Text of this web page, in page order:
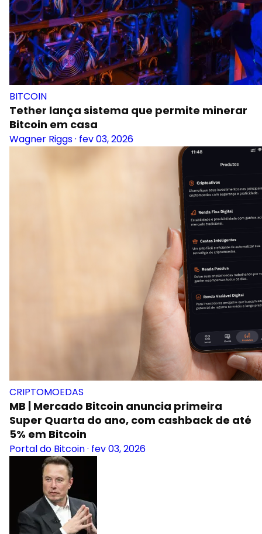
BITCOIN
Tether lança sistema que permite minerar
Bitcoin em casa
Wagner Riggs· fev 03, 2026
CRIPTOMOEDAS
MB | Mercado Bitcoin anuncia primeira
Super Quarta do ano, com cashback de até
5% em Bitcoin
Portal do Bitcoin· fev 03, 2026